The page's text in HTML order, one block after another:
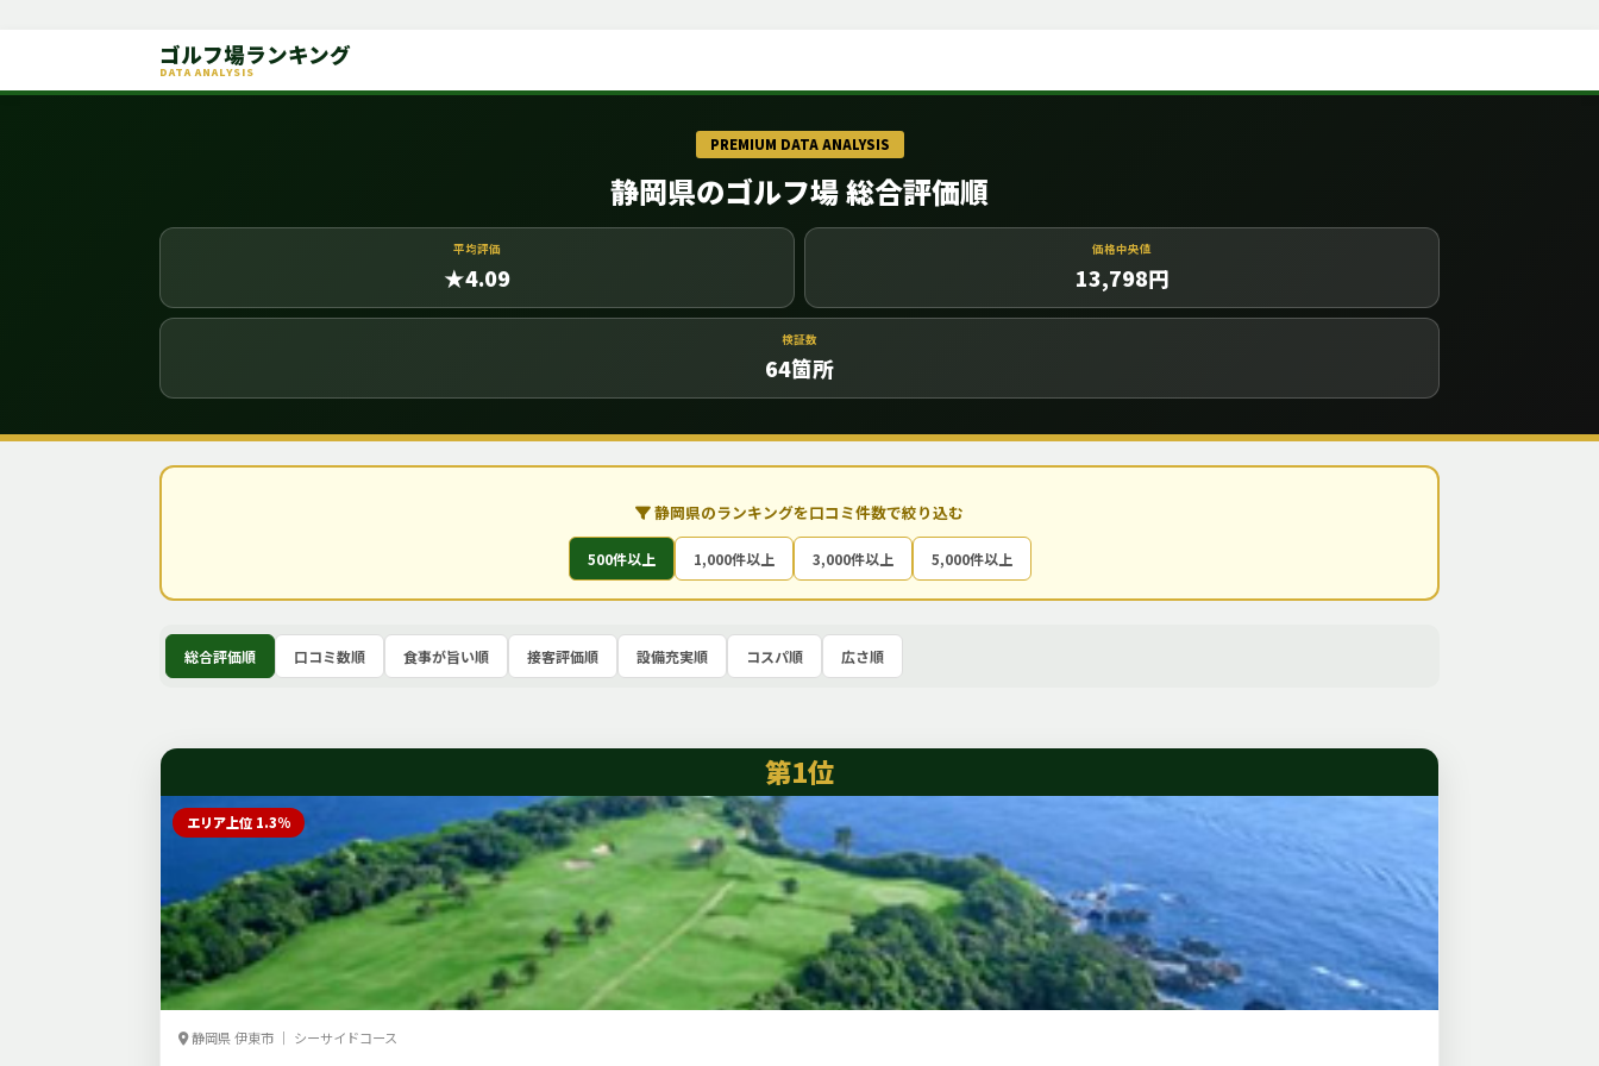
ゴルフ場ランキング
DATA ANALYSIS
PREMIUM DATA ANALYSIS
静岡県のゴルフ場 総合評価順
平均評価
★4.09
価格中央値
13,798円
検証数
64箇所
静岡県のランキングを口コミ件数で絞り込む
500件以上 1,000件以上 3,000件以上 5,000件以上
総合評価順 口コミ数順 食事が旨い順 接客評価順 設備充実順 コスパ順 広さ順
第1位
エリア上位 1.3%
静岡県 伊東市 ｜ シーサイドコース